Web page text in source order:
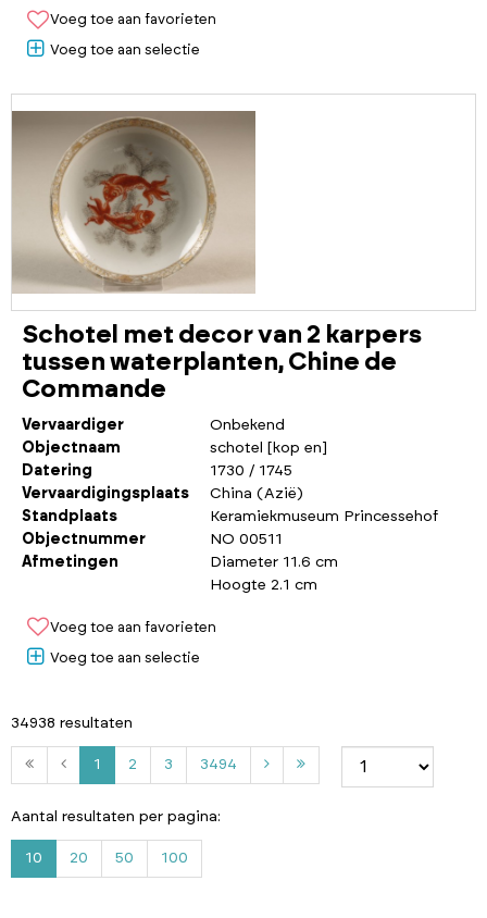
Voeg toe aan favorieten
Voeg toe aan selectie
Schotel met decor van 2 karpers
tussen waterplanten, Chine de
Commande
Vervaardiger
Onbekend
Objectnaam
schotel [kop en]
Datering
1730 / 1745
Vervaardigingsplaats
China (Azië)
Standplaats
Keramiekmuseum Princessehof
Objectnummer
NO 00511
Afmetingen
Diameter 11.6 cm
Hoogte 2.1 cm
Voeg toe aan favorieten
Voeg toe aan selectie
34938 resultaten
1 2 3 3494
4
Aantal resultaten per pagina:
10 20 50 100